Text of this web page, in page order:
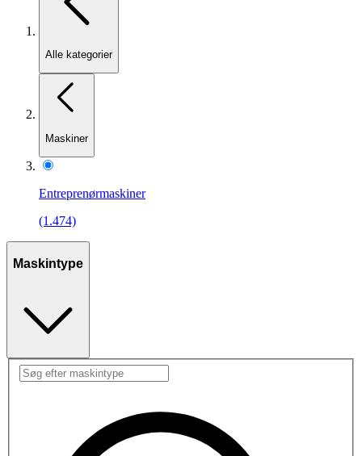
Alle kategorier
Maskiner
Entreprenørmaskiner
(1.474)
Maskintype